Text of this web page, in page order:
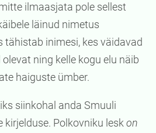
ilmaasjata pole sellest
läinud nimetus
tähistab inimesi, kes väidavad
ning kelle kogu elu näib
haiguste ümber.
siinkohal anda Smuuli
kirjelduse. Polkovniku lesk on